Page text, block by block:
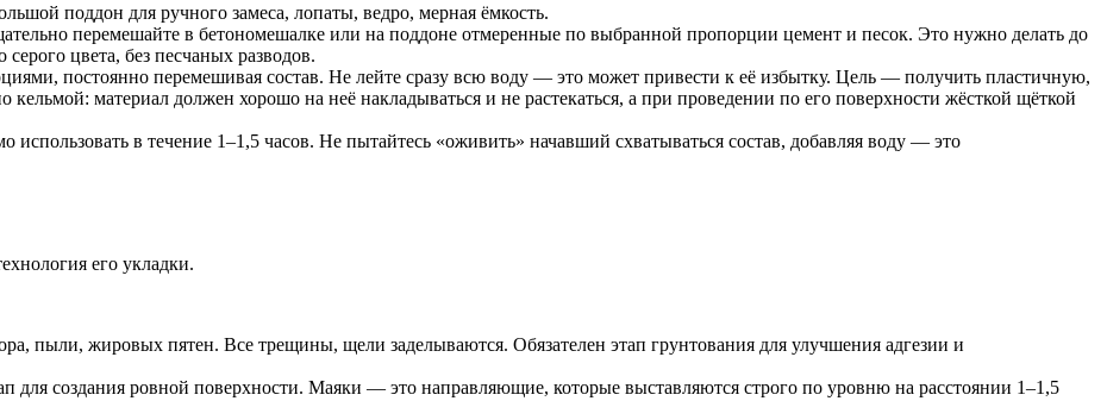
поддон для ручного замеса, лопаты, ведро, мерная ёмкость.
перемешайте в бетономешалке или на поддоне отмеренные по выбранной пропорции цемент и песок. Это нужно делать до
цвета, без песчаных разводов.
постоянно перемешивая состав. Не лейте сразу всю воду — это может привести к её избытку. Цель — получить пластичную,
материал должен хорошо на неё накладываться и не растекаться, а при проведении по его поверхности жёсткой щёткой
использовать в течение 1–1,5 часов. Не пытайтесь «оживить» начавший схватываться состав, добавляя воду — это
его укладки.
пыли, жировых пятен. Все трещины, щели заделываются. Обязателен этап грунтования для улучшения адгезии и
для создания ровной поверхности. Маяки — это направляющие, которые выставляются строго по уровню на расстоянии 1–1,5